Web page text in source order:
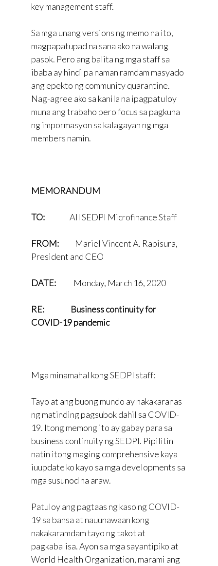
key management staff.
Sa mga unang versions ng memo na ito,
magpapatupad na sana ako na walang
pasok. Pero ang balita ng mga staff sa
ibaba ay hindi pa naman ramdam masyado
ang epekto ng community quarantine.
Nag-agree ako sa kanila na ipagpatuloy
muna ang trabaho pero focus sa pagkuha
ng impormasyon sa kalagayan ng mga
members namin.
MEMORANDUM
TO: All SEDPI Microfinance Staff
FROM: Mariel Vincent A. Rapisura,
President and CEO
DATE: Monday, March 16, 2020
RE: Business continuity for
COVID-19 pandemic
Mga minamahal kong SEDPI staff:
Tayo at ang buong mundo ay nakakaranas
ng matinding pagsubok dahil sa COVID-
19. Itong memong ito ay gabay para sa
business continuity ng SEDPI. Pipilitin
natin itong maging comprehensive kaya
iuupdate ko kayo sa mga developments sa
mga susunod na araw.
Patuloy ang pagtaas ng kaso ng COVID-
19 sa bansa at nauunawaan kong
nakakaramdam tayo ng takot at
pagkabalisa. Ayon sa mga sayantipiko at
World Health Organization, marami ang